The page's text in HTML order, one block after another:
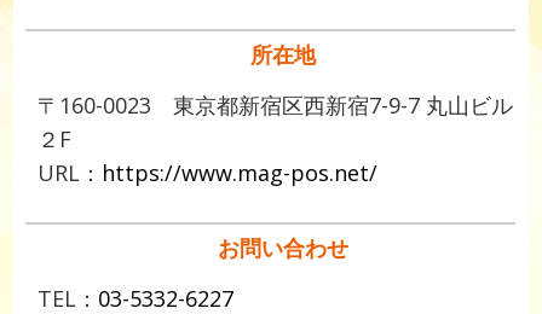
所在地
〒160-0023 東京都新宿区西新宿7-9-7 丸山ビル
２F
URL： https://www.mag-pos.net/
お問い合わせ
TEL： 03-5332-6227